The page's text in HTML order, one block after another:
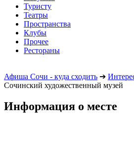
Туристу
Театры
Пространства
Клубы
Прочее
Рестораны
Афиша Сочи - куда сходить ➔
Сочинский художественный музей
Информация о месте